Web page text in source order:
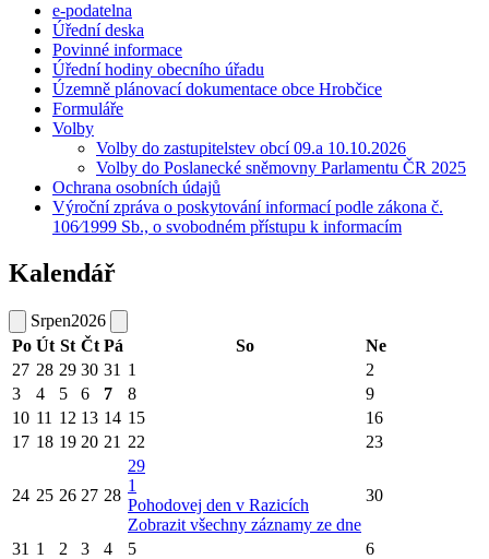
e-podatelna
Úřední deska
Povinné informace
Úřední hodiny obecního úřadu
Územně plánovací dokumentace obce Hrobčice
Formuláře
Volby
Volby do zastupitelstev obcí 09.a 10.10.2026
Volby do Poslanecké sněmovny Parlamentu ČR 2025
Ochrana osobních údajů
Výroční zpráva o poskytování informací podle zákona č.
106⁄1999 Sb., o svobodném přístupu k informacím
Kalendář
Srpen2026
Po Út St Čt Pá So
Ne
27 28 29 30 31 1
2
3
4 5 6 7 8
9
10 11 12 13 14 15
16
17 18 19 20 21 22 23
24 25 26 27 28
29
1
Pohodovej den v Razicích
Zobrazit všechny záznamy ze dne
30
31 1 2 3 4 5 6